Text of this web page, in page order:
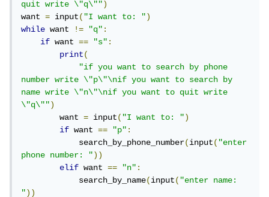
quit write \"q\"")
want = input("I want to: ")
while want != "q":
if want == "s":
print(
"if you want to search by phone
number write \"p\"\nif you want to search by
name write \"n\"\nif you want to quit write
\"q\"")
        want
= input("I want to: ")
if want == "p":
            search_by_phone_number
(input("enter
phone number: "))
elif want == "n":
            search_by_name
(input("enter name:
"))